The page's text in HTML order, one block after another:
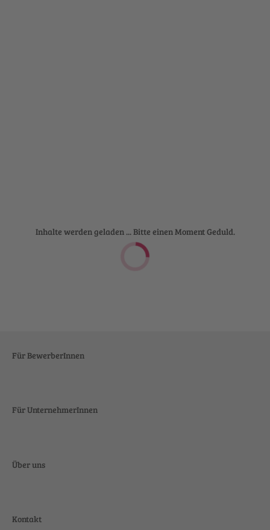
Inhalte werden geladen ... Bitte einen Moment Geduld.
Für BewerberInnen
Für UnternehmerInnen
Über uns
Kontakt